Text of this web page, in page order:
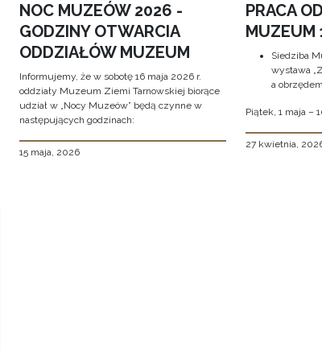
NOC MUZEÓW 2026 -
GODZINY OTWARCIA
ODDZIAŁÓW MUZEUM
Informujemy, że w sobotę 16 maja 2026 r.
oddziały Muzeum Ziemi Tarnowskiej biorące
udział w „Nocy Muzeów” będą czynne w
następujących godzinach:
15 maja, 2026
PRACA
MUZEUM
Siedziba
wystawa
a
Piątek, 1 maja –
27 kwietnia,